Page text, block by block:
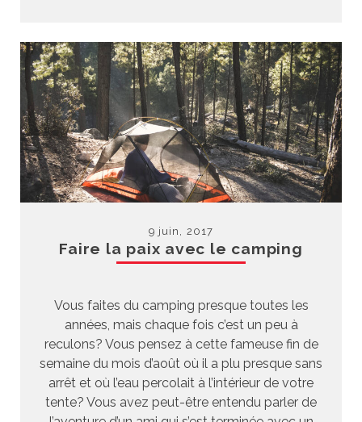
9 juin, 2017
Faire la paix avec le camping
Vous faites du camping presque toutes les
années, mais chaque fois c’est un peu à
reculons? Vous pensez à cette fameuse fin de
semaine du mois d’août où il a plu presque sans
arrêt et où l’eau percolait à l’intérieur de votre
tente? Vous avez peut-être entendu parler de